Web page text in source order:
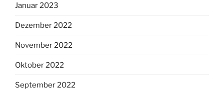
Januar 2023
Dezember 2022
November 2022
Oktober 2022
September 2022